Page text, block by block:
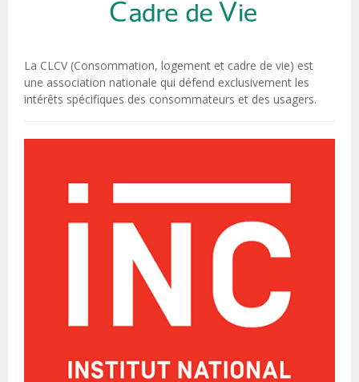
La CLCV (Consommation, logement et cadre de vie) est
une association nationale qui défend exclusivement les
intérêts spécifiques des consommateurs et des usagers.